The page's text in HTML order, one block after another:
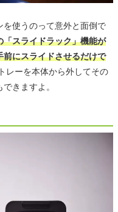
を使うのって意外と面倒で
スライドラック」機能が
にスライドさせるだけで
トレーを本体から外してその
きますよ。